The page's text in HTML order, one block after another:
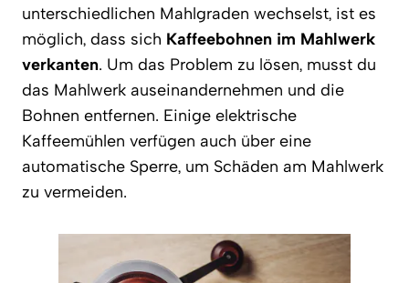
unterschiedlichen Mahlgraden wechselst, ist es
möglich, dass sich Kaffeebohnen im Mahlwerk
verkanten. Um das Problem zu lösen, musst du
das Mahlwerk auseinandernehmen und die
Bohnen entfernen. Einige elektrische
Kaffeemühlen verfügen auch über eine
automatische Sperre, um Schäden am Mahlwerk
zu vermeiden.